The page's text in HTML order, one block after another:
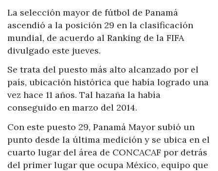
La selección mayor de fútbol de Panamá
ascendió a la posición 29 en la clasificación
mundial, de acuerdo al Ranking de la FIFA
divulgado este jueves.
Se trata del puesto más alto alcanzado por el
país, ubicación histórica que había logrado una
vez hace 11 años. Tal hazaña la había
conseguido en marzo del 2014.
Con este puesto 29, Panamá Mayor subió un
punto desde la última medición y se ubica en el
cuarto lugar del área de CONCACAF por detrás
del primer lugar que ocupa México, equipo que